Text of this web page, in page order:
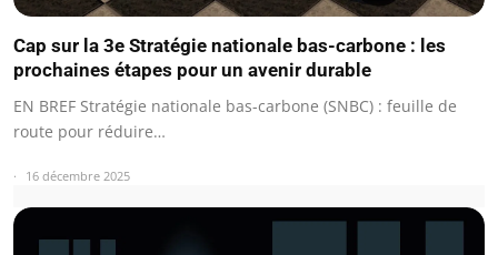
Cap sur la 3e Stratégie nationale bas-carbone : les
prochaines étapes pour un avenir durable
EN BREF Stratégie nationale bas-carbone (SNBC) : feuille de
route pour réduire…
16 décembre 2025